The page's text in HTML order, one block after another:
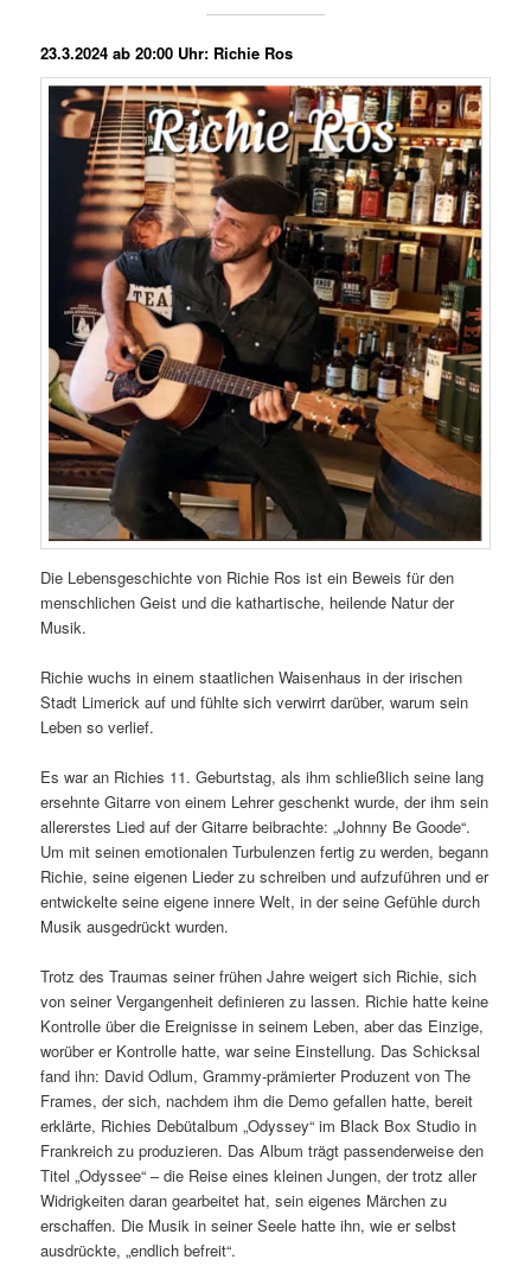
23.3.2024 ab 20:00 Uhr: Richie Ros
Die Lebensgeschichte von Richie Ros ist ein Beweis für den
menschlichen Geist und die kathartische, heilende Natur der
Musik.
Richie wuchs in einem staatlichen Waisenhaus in der irischen
Stadt Limerick auf und fühlte sich verwirrt darüber, warum sein
Leben so verlief.
Es war an Richies 11. Geburtstag, als ihm schließlich seine lang
ersehnte Gitarre von einem Lehrer geschenkt wurde, der ihm sein
allererstes Lied auf der Gitarre beibrachte: „Johnny Be Goode“.
Um mit seinen emotionalen Turbulenzen fertig zu werden, begann
Richie, seine eigenen Lieder zu schreiben und aufzuführen und er
entwickelte seine eigene innere Welt, in der seine Gefühle durch
Musik ausgedrückt wurden.
Trotz des Traumas seiner frühen Jahre weigert sich Richie, sich
von seiner Vergangenheit definieren zu lassen. Richie hatte keine
Kontrolle über die Ereignisse in seinem Leben, aber das Einzige,
worüber er Kontrolle hatte, war seine Einstellung. Das Schicksal
fand ihn: David Odlum, Grammy-prämierter Produzent von The
Frames, der sich, nachdem ihm die Demo gefallen hatte, bereit
erklärte, Richies Debütalbum „Odyssey“ im Black Box Studio in
Frankreich zu produzieren. Das Album trägt passenderweise den
Titel „Odyssee“ – die Reise eines kleinen Jungen, der trotz aller
Widrigkeiten daran gearbeitet hat, sein eigenes Märchen zu
erschaffen. Die Musik in seiner Seele hatte ihn, wie er selbst
ausdrückte, „endlich befreit“.